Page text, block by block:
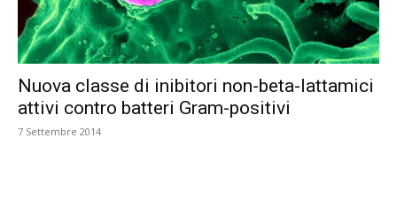
Nuova classe di inibitori non-beta-lattamici
attivi contro batteri Gram-positivi
7 Settembre 2014